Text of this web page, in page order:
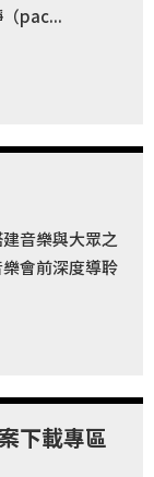
pac...
音樂與大眾之
會前深度導聆
下載專區